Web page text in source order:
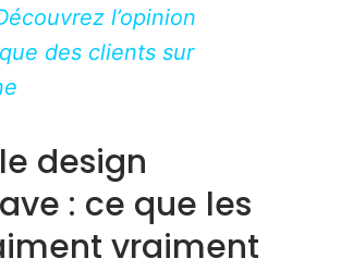
l’opinion
des clients sur
design
: ce que les
vraiment